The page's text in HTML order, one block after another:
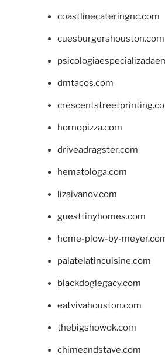
coastlinecateringnc.com
cuesburgershouston.com
dmtacos.com
hornopizza.com
driveadragster.com
hematologa.com
lizaivanov.com
guesttinyhomes.com
home-plow-by-
palatelatincuisine.com
blackdoglegacy.com
eatvivahouston.com
thebigshowok.com
chimeandstave.com